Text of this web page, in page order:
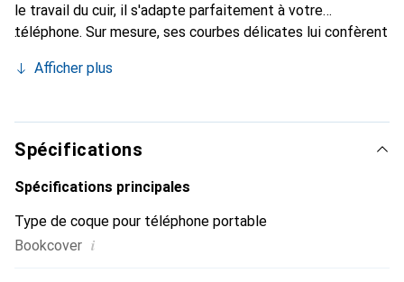
le travail du cuir, il s'adapte parfaitement à votre
téléphone. Sur mesure, ses courbes délicates lui confèrent
indispensable pour votre smartphone. Reconnaître
marque Noreve est un choix fiable pour une clientèle
exigeante.
Afficher plus
Spécifications
Spécifications principales
Type de coque pour téléphone portable
Bookcover i